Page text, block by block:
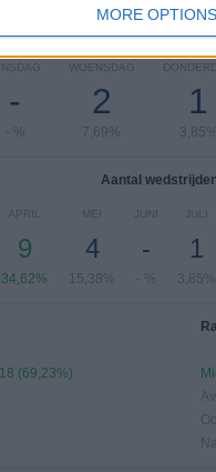
MORE OPTIONS
Aantal wedstrijden per
-
- %
WOENSDAG
2
7,69%
1
3,85%
Aantal
APRIL
9
34,62%
MEI
4
15,38%
JUNI
-
- %
JULI
1
3,85%
18 (69,23%)